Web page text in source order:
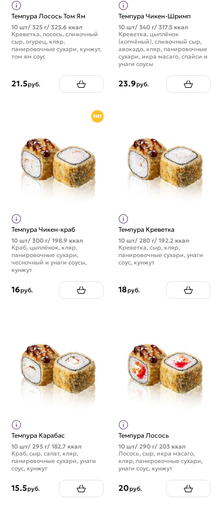
Темпура Лосось Том Ям
10 шт/ 325 г/ 325.6 ккал
Креветка, лосось, сливочный
сыр, огурец, кляр,
панировочные сухари, кунжут,
том ям соус
21.5руб.
Темпура Чикен-Шримп
10 шт/ 340 г/ 317.5 ккал
Креветка, цыплёнок
(копчёный), сливочный сыр,
авокадо, кляр, панировочные
сухари, икра масаго, спайси и
унаги соусы
23.9руб.
Темпура Чикен-краб
10 шт/ 300 г/ 198.9 ккал
Краб, цыплёнок, кляр,
панировочные сухари,
чесночный и унаги соусы,
кунжут
16руб.
Темпура Креветка
10 шт/ 280 г/ 192.2 ккал
Креветка, сыр, кляр,
панировочные сухари, унаги
соус, кунжут
18 руб.
Темпура Карабас
10 шт/ 295 г/ 182.7 ккал
Краб, сыр, салат, кляр,
панировочные сухари, унаги
соус, кунжут
15.5руб.
Темпура Лосось
10 шт/ 290 г/ 203 ккал
Лосось, сыр, икра масаго,
кляр, панировочные сухари,
унаги соус, кунжут
20руб.